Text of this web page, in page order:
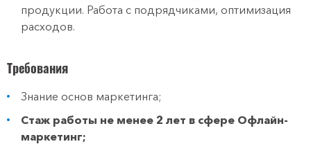
продукции. Работа с подрядчиками, оптимизация
расходов.
Требования
Знание основ маркетинга;
Стаж работы не менее 2 лет в сфере Офлайн-
маркетинг;